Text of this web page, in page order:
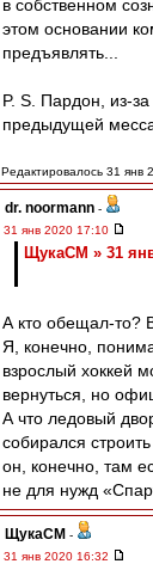
в собственном
этом основании
предъявлять...
P. S. Пардон, из-
предыдущей
Редактировалось 31 янв
dr. noormann -
31 янв 2020 17:10
ЩукаСМ » 31
А кто обещал-то?
Я, конечно,
взрослый хоккей
вернуться, но
А что ледовый
собирался
он, конечно, там
не для нужд
ЩукаСМ -
31 янв 2020 16:32